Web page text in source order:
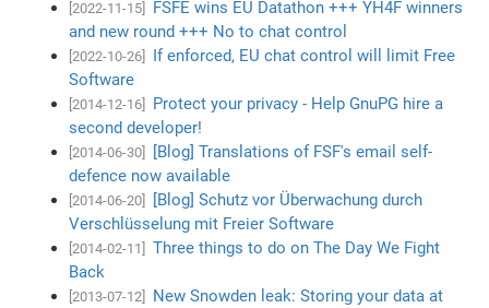
[2022-11-15]
FSFE wins EU Datathon +++ YH4F winners
and new round +++ No to chat control
[2022-10-26]
If enforced, EU chat control will limit Free
Software
[2014-12-16]
Protect your privacy - Help GnuPG hire a
second developer!
[2014-06-30]
[Blog] Translations of FSF's email self-
defence now available
[2014-06-20]
[Blog] Schutz vor Überwachung durch
Verschlüsselung mit Freier Software
[2014-02-11]
Three things to do on The Day We Fight
Back
[2013-07-12]
New Snowden leak: Storing your data at